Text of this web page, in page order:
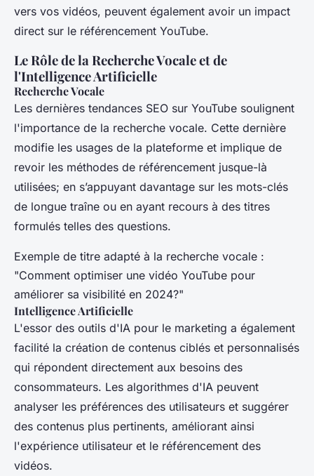
vers vos vidéos, peuvent également avoir un impact
direct sur le référencement YouTube.
Le Rôle de la Recherche Vocale et de
l'Intelligence Artificielle
Recherche Vocale
Les dernières tendances SEO sur YouTube soulignent
l'importance de la recherche vocale. Cette dernière
modifie les usages de la plateforme et implique de
revoir les méthodes de référencement jusque-là
utilisées; en s’appuyant davantage sur les mots-clés
de longue traîne ou en ayant recours à des titres
formulés telles des questions.
Exemple de titre adapté à la recherche vocale :
"Comment optimiser une vidéo YouTube pour
améliorer sa visibilité en 2024?"
Intelligence Artificielle
L'essor des outils d'IA pour le marketing a également
facilité la création de contenus ciblés et personnalisés
qui répondent directement aux besoins des
consommateurs. Les algorithmes d'IA peuvent
analyser les préférences des utilisateurs et suggérer
des contenus plus pertinents, améliorant ainsi
l'expérience utilisateur et le référencement des
vidéos.